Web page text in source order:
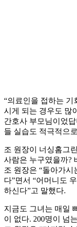
“의료인을 접하는 기
시게 되는 경우도 많
간호사 부모님이었
들 실습도 적극적으
조 원장이 너싱홈그
사람은 누구였을까?
조 원장은 “돌아가시
다”면서 “어머니도
하신다”고 말했다.
지금도 그녀는 매일
이 없다. 200명이 넘